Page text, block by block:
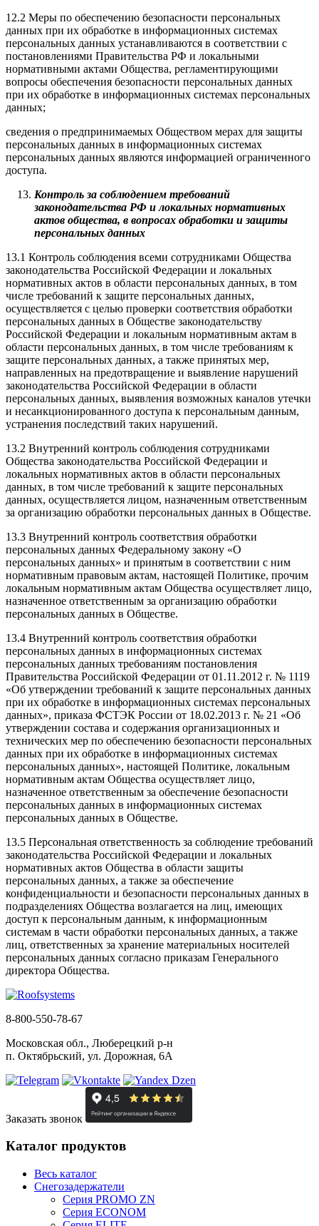
12.2 Меры по обеспечению безопасности персональных
данных при их обработке в информационных системах
персональных данных устанавливаются в соответствии с
постановлениями Правительства РФ и локальными
нормативными актами Общества, регламентирующими
вопросы обеспечения безопасности персональных данных
при их обработке в информационных системах персональных
данных;
сведения о предпринимаемых Обществом мерах для защиты
персональных данных в информационных системах
персональных данных являются информацией ограниченного
доступа.
Контроль за соблюдением требований
законодательства РФ и локальных нормативных
актов общества, в вопросах обработки и защиты
персональных данных
13.1 Контроль соблюдения всеми сотрудниками Общества
законодательства Российской Федерации и локальных
нормативных актов в области персональных данных, в том
числе требований к защите персональных данных,
осуществляется с целью проверки соответствия обработки
персональных данных в Обществе законодательству
Российской Федерации и локальным нормативным актам в
области персональных данных, в том числе требованиям к
защите персональных данных, а также принятых мер,
направленных на предотвращение и выявление нарушений
законодательства Российской Федерации в области
персональных данных, выявления возможных каналов утечки
и несанкционированного доступа к персональным данным,
устранения последствий таких нарушений.
13.2 Внутренний контроль соблюдения сотрудниками
Общества законодательства Российской Федерации и
локальных нормативных актов в области персональных
данных, в том числе требований к защите персональных
данных, осуществляется лицом, назначенным ответственным
за организацию обработки персональных данных в Обществе.
13.3 Внутренний контроль соответствия обработки
персональных данных Федеральному закону «О
персональных данных» и принятым в соответствии с ним
нормативным правовым актам, настоящей Политике, прочим
локальным нормативным актам Общества осуществляет лицо,
назначенное ответственным за организацию обработки
персональных данных в Обществе.
13.4 Внутренний контроль соответствия обработки
персональных данных в информационных системах
персональных данных требованиям постановления
Правительства Российской Федерации от 01.11.2012 г. № 1119
«Об утверждении требований к защите персональных данных
при их обработке в информационных системах персональных
данных», приказа ФСТЭК России от 18.02.2013 г. № 21 «Об
утверждении состава и содержания организационных и
технических мер по обеспечению безопасности персональных
данных при их обработке в информационных системах
персональных данных», настоящей Политике, локальным
нормативным актам Общества осуществляет лицо,
назначенное ответственным за обеспечение безопасности
персональных данных в информационных системах
персональных данных в Обществе.
13.5 Персональная ответственность за соблюдение требований
законодательства Российской Федерации и локальных
нормативных актов Общества в области защиты
персональных данных, а также за обеспечение
конфиденциальности и безопасности персональных данных в
подразделениях Общества возлагается на лиц, имеющих
доступ к персональным данным, к информационным
системам в части обработки персональных данных, а также
лиц, ответственных за хранение материальных носителей
персональных данных согласно приказам Генерального
директора Общества.
8-800-550-78-67
Московская обл., Люберецкий р-н
п. Октябрьский, ул. Дорожная, 6А
Заказать звонок
Каталог продуктов
Весь каталог
Снегозадержатели
Серия PROMO ZN
Серия ECONOM